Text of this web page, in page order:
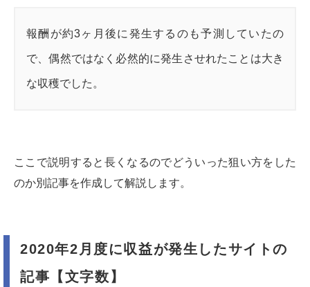
報酬が約3ヶ月後に発生するのも予測していたの
で、偶然ではなく必然的に発生させれたことは大き
な収穫でした。
ここで説明すると長くなるのでどういった狙い方をした
のか別記事を作成して解説します。
2020年2月度に収益が発生したサイトの
記事【文字数】